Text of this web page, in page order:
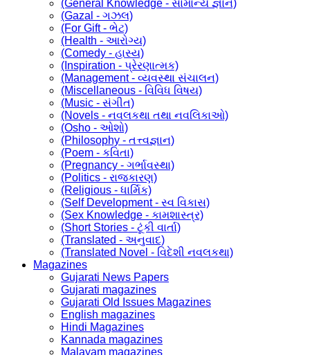
(General Knowledge - સામાન્ય જ્ઞાન)
(Gazal - ગઝલ)
(For Gift - ભેટ)
(Health - આરોગ્ય)
(Comedy - હાસ્ય)
(Inspiration - પ્રેરણાત્મક)
(Management - વ્યવસ્થા સંચાલન)
(Miscellaneous - વિવિધ વિષય)
(Music - સંગીત)
(Novels - નવલકથા તથા નવલિકાઓ)
(Osho - ઓશો)
(Philosophy - તત્ત્વજ્ઞાન)
(Poem - કવિતા)
(Pregnancy - ગર્ભાવસ્થા)
(Politics - રાજકારણ)
(Religious - ધાર્મિક)
(Self Development - સ્વ વિકાસ)
(Sex Knowledge - કામશાસ્ત્ર)
(Short Stories - ટૂંકી વાર્તા)
(Translated - અનુવાદ)
(Translated Novel - વિદેશી નવલકથા)
Magazines
Gujarati News Papers
Gujarati magazines
Gujarati Old Issues Magazines
English magazines
Hindi Magazines
Kannada magazines
Malayam magazines